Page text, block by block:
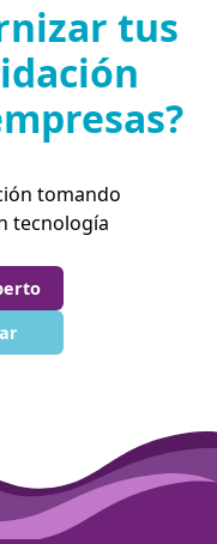
tus
tomando
tecnología